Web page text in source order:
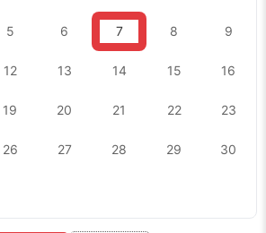
5 6 7 8 9
12 13 14 15 16
19 20 21 22 23
26 27 28 29 30